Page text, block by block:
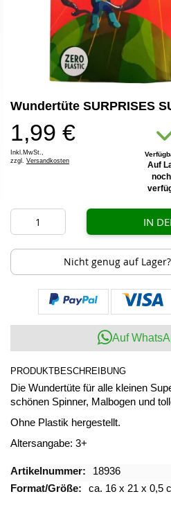
Anfang
Bildergalerie
springen
Wundertüte SURPRISES
1,99 €
Inkl.MwSt.,
zzgl. Versandkosten
Auf
IN
Nicht genug auf
Auf
PRODUKTBESCHREIBUNG
Die Wundertüte für alle kleinen
schönen Spinner, Malbogen und
Ohne Plastik hergestellt.
Altersangabe: 3+
Mehr
Informationen
18936
ca. 16 x 21 x 0,5